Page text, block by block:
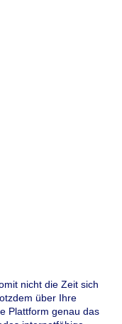
nicht die Zeit sich
über Ihre
Plattform genau das